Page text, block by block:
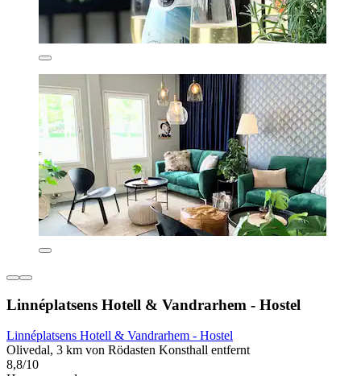
Linnéplatsens Hotell & Vandrarhem - Hostel
Linnéplatsens Hotell & Vandrarhem - Hostel
Olivedal, 3 km von Rödasten Konsthall entfernt
8,8/10